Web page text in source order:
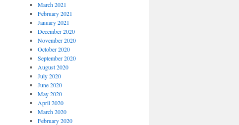
March 2021
February 2021
January 2021
December 2020
November 2020
October 2020
September 2020
August 2020
July 2020
June 2020
May 2020
April 2020
March 2020
February 2020